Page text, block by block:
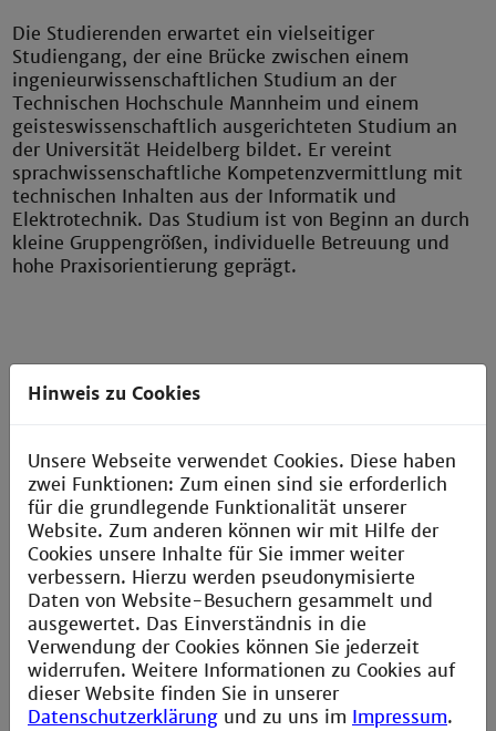
Die Studierenden erwartet ein vielseitiger
Studiengang, der eine Brücke zwischen einem
ingenieurwissenschaftlichen Studium an der
Technischen Hochschule Mannheim und einem
geisteswissenschaftlich ausgerichteten Studium an
der Universität Heidelberg bildet. Er vereint
sprachwissenschaftliche Kompetenzvermittlung mit
technischen Inhalten aus der Informatik und
Elektrotechnik. Das Studium ist von Beginn an durch
kleine Gruppengrößen, individuelle Betreuung und
hohe Praxisorientierung geprägt.
Studentin profitiere ich von der Vielfalt, es ist
eine persönliche Bereicherung für mich in der
Lage zu sein, mich leicht an eine neue
Umgebung anzupassen.«
Hinweis zu Cookies
Unsere Webseite verwendet Cookies. Diese haben
zwei Funktionen: Zum einen sind sie erforderlich
für die grundlegende Funktionalität unserer
Website. Zum anderen können wir mit Hilfe der
Cookies unsere Inhalte für Sie immer weiter
verbessern. Hierzu werden pseudonymisierte
Daten von Website-Besuchern gesammelt und
ausgewertet. Das Einverständnis in die
Verwendung der Cookies können Sie jederzeit
widerrufen. Weitere Informationen zu Cookies auf
dieser Website finden Sie in unserer
Datenschutzerklärung und zu uns im Impressum.